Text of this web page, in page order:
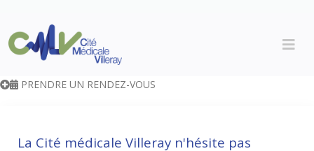
PRENDRE UN RENDEZ-VOUS
La Cité médicale Villeray n'hésite pas